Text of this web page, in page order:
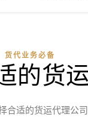
货代业务必备
的货
合适的货运代理公司